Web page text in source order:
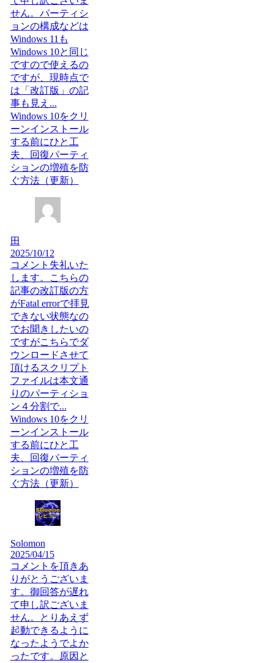
せん。パーティシ
ョンの構成などは
Windows 11も
Windows 10と同じ
ですので使えるの
ですが、現時点で
は「改訂版」の記
事も見え...
Windows 10をクリ
ーンインストール
する前にひと工
夫、回復パーティ
ションの増殖を防
ぐ方法（更新）
田
2025/10/12
コメント失礼いた
します。こちらの
記事の改訂版の方
がFatal errorで拝見
できない状態なの
でお聞きしたいの
ですがこちらでダ
ウンロードさせて
頂けるスクリプト
ファイルは本文通
りのパーティショ
ン４分割で...
Windows 10をクリ
ーンインストール
する前にひと工
夫、回復パーティ
ションの増殖を防
ぐ方法（更新）
Solomon
2025/04/15
コメントを頂きあ
りがとうございま
す。御回答が遅れ
て申し訳ございま
せん。とりあえず
起動できるように
なったようでよか
ったです。原因と